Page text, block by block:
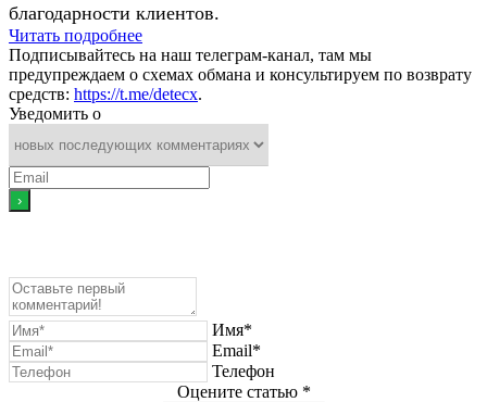
благодарности клиентов.
Читать подробнее
Подписывайтесь на наш телеграм-канал, там мы
предупреждаем о схемах обмана и консультируем по возврату
средств: https://t.me/detecx.
Уведомить о
Имя*
Email*
Телефон
Оцените статью *